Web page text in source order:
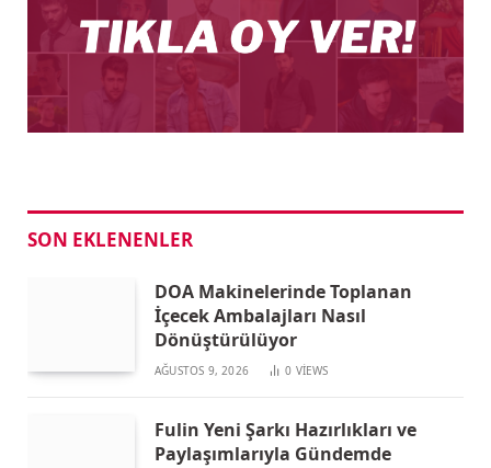
SON EKLENENLER
DOA Makinelerinde Toplanan
İçecek Ambalajları Nasıl
Dönüştürülüyor
AĞUSTOS 9, 2026 0 VIEWS
Fulin Yeni Şarkı Hazırlıkları ve
Paylaşımlarıyla Gündemde